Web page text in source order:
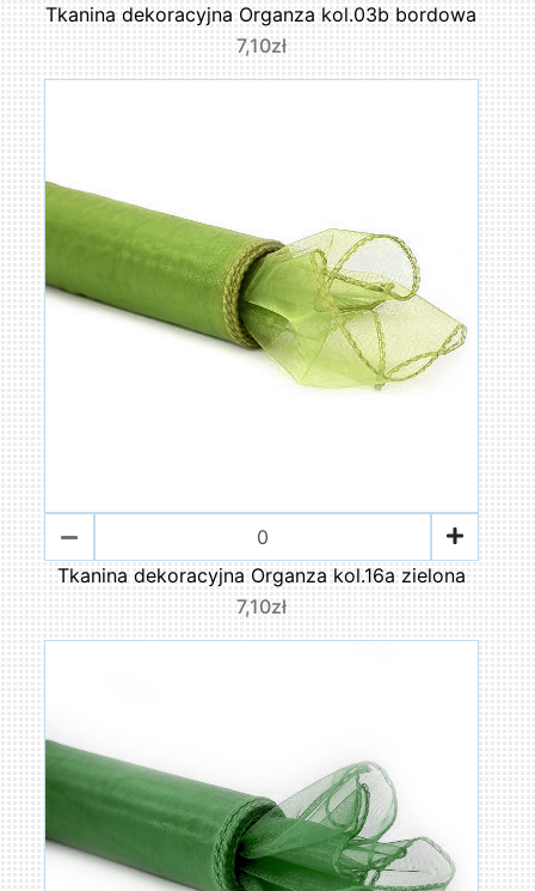
Tkanina dekoracyjna Organza kol.03b bordowa
7,10zł
Tkanina dekoracyjna Organza kol.16a zielona
7,10zł